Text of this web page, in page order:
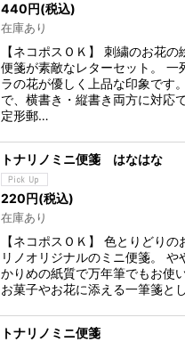
440 円(税込)
在庫あり
【ネコポスＯＫ】 刺繍のお花
便箋が素敵なレターセット。 一
ラの花が優しく上品な印象です
で、横書き・縦書き両方に対応
定形郵…
トナリノミニ便箋 はなはな
220円(税込)
在庫あり
【ネコポスＯＫ】 色とりどり
リノオリジナルのミニ便箋。 や
かりめの紙質で万年筆でもお使
お菓子やお花に添える一筆箋と
トナリノミニ便箋